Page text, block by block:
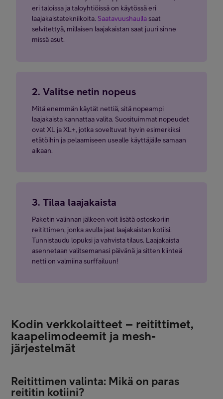
Kaapeli 10/5 Mbit/s
Laajakaistan nopeus vaihtelee mm. puhelinlinjan pituudesta, talon
sisäverkon kunnosta ja verkkoon liitettyjen laitteiden määrästä.
tekniikasta. Tarkista osoitteeseesi saatavilla oleva liittymätyyppi
liittymä parhaimmillaan saavuttaa. Nopeuden vaihteluväli kuvaa
laajakaistan nopeuden todellista ylä- ja alarajaa.
eri taloissa ja taloyhtiöissä on käytössä eri
laajakaistatekniikoita.Saatavuushaulla saat
selvitettyä, millaisen laajakaistan saat juuri sinne
missä asut.
2. Valitse netin nopeus
Mitä enemmän käytät nettiä, sitä nopeampi
laajakaista kannattaa valita. Suosituimmat nopeudet
ovat XL ja XL+, jotka soveltuvat hyvin esimerkiksi
etätöihin ja pelaamiseen usealle käyttäjälle samaan
aikaan.
3. Tilaa laajakaista
Paketin valinnan jälkeen voit lisätä ostoskoriin
reitittimen, jonka avulla jaat laajakaistan kotiisi.
Tunnistaudu lopuksi ja vahvista tilaus. Laajakaista
asennetaan valitsemanasi päivänä ja sitten kiinteä
netti on valmiina surffailuun!
Kodin verkkolaitteet – reitittimet,
kaapelimodeemit ja mesh-
järjestelmät
Reitittimen valinta: Mikä on paras
reititin kotiini?